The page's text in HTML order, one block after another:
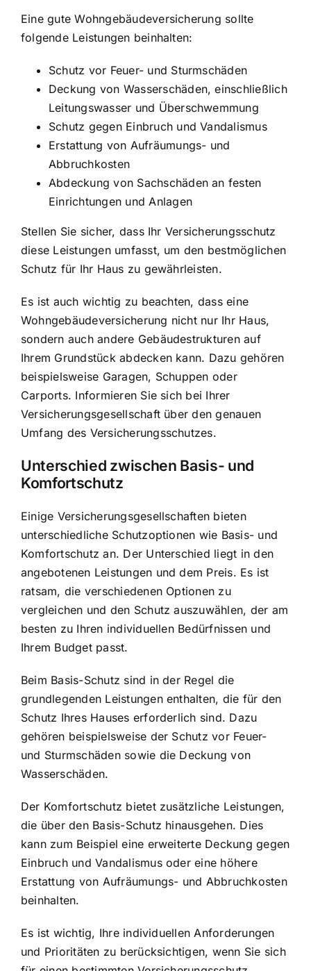
Eine gute Wohngebäudeversicherung sollte
folgende Leistungen beinhalten:
Schutz vor Feuer- und Sturmschäden
Deckung von Wasserschäden, einschließlich
Leitungswasser und Überschwemmung
Schutz gegen Einbruch und Vandalismus
Erstattung von Aufräumungs- und
Abbruchkosten
Abdeckung von Sachschäden an festen
Einrichtungen und Anlagen
Stellen Sie sicher, dass Ihr Versicherungsschutz
diese Leistungen umfasst, um den bestmöglichen
Schutz für Ihr Haus zu gewährleisten.
Es ist auch wichtig zu beachten, dass eine
Wohngebäudeversicherung nicht nur Ihr Haus,
sondern auch andere Gebäudestrukturen auf
Ihrem Grundstück abdecken kann. Dazu gehören
beispielsweise Garagen, Schuppen oder
Carports. Informieren Sie sich bei Ihrer
Versicherungsgesellschaft über den genauen
Umfang des Versicherungsschutzes.
Unterschied zwischen Basis- und
Komfortschutz
Einige Versicherungsgesellschaften bieten
unterschiedliche Schutzoptionen wie Basis- und
Komfortschutz an. Der Unterschied liegt in den
angebotenen Leistungen und dem Preis. Es ist
ratsam, die verschiedenen Optionen zu
vergleichen und den Schutz auszuwählen, der am
besten zu Ihren individuellen Bedürfnissen und
Ihrem Budget passt.
Beim Basis-Schutz sind in der Regel die
grundlegenden Leistungen enthalten, die für den
Schutz Ihres Hauses erforderlich sind. Dazu
gehören beispielsweise der Schutz vor Feuer-
und Sturmschäden sowie die Deckung von
Wasserschäden.
Der Komfortschutz bietet zusätzliche Leistungen,
die über den Basis-Schutz hinausgehen. Dies
kann zum Beispiel eine erweiterte Deckung gegen
Einbruch und Vandalismus oder eine höhere
Erstattung von Aufräumungs- und Abbruchkosten
beinhalten.
Es ist wichtig, Ihre individuellen Anforderungen
und Prioritäten zu berücksichtigen, wenn Sie sich